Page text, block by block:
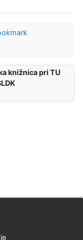
knižnica pri TU